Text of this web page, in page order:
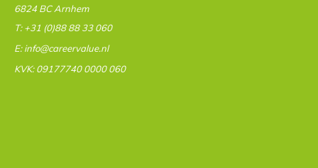
6824 BC Arnhem
T: +31 (0)88 88 33 060
E: info@careervalue.nl
KVK: 09177740 0000 060